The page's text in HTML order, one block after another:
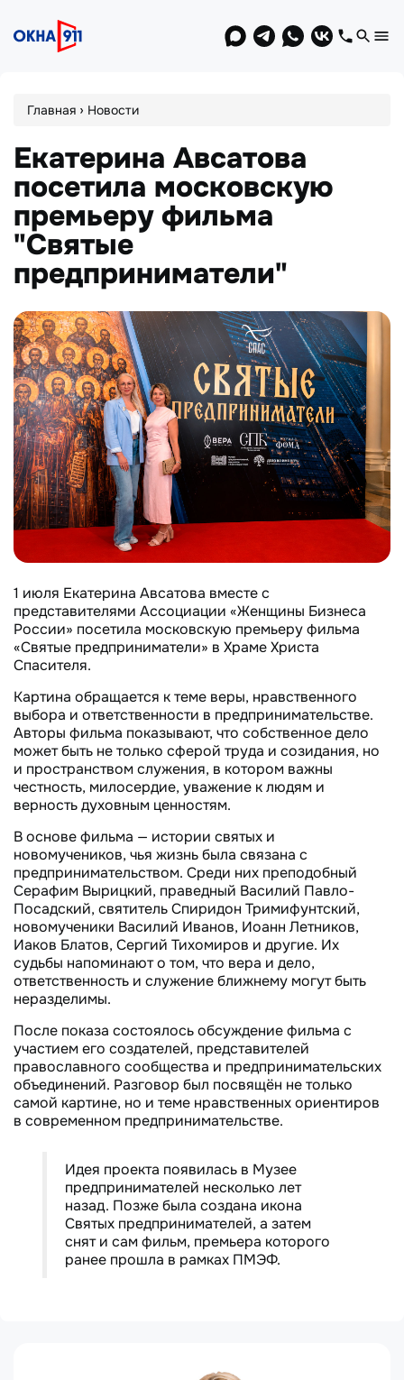
to
navigation
Вы
Главная › Новости
Екатерина Авсатова
посетила московскую
премьеру фильма
"Святые
предприниматели"
1 июля Екатерина Авсатова вместе с
представителями Ассоциации «Женщины Бизнеса
России» посетила московскую премьеру фильма
«Святые предприниматели» в Храме Христа
Спасителя.
Картина обращается к теме веры, нравственного
выбора и ответственности в предпринимательстве.
Авторы фильма показывают, что собственное дело
может быть не только сферой труда и созидания, но
и пространством служения, в котором важны
честность, милосердие, уважение к людям и
верность духовным ценностям.
В основе фильма — истории святых и
новомучеников, чья жизнь была связана с
предпринимательством. Среди них преподобный
Серафим Вырицкий, праведный Василий Павло-
Посадский, святитель Спиридон Тримифунтский,
новомученики Василий Иванов, Иоанн Летников,
Иаков Блатов, Сергий Тихомиров и другие. Их
судьбы напоминают о том, что вера и дело,
ответственность и служение ближнему могут быть
неразделимы.
После показа состоялось обсуждение фильма с
участием его создателей, представителей
православного сообщества и предпринимательских
объединений. Разговор был посвящён не только
самой картине, но и теме нравственных ориентиров
в современном предпринимательстве.
Идея проекта появилась в Музее
предпринимателей несколько лет
назад. Позже была создана икона
Святых предпринимателей, а затем
снят и сам фильм, премьера которого
ранее прошла в рамках ПМЭФ.